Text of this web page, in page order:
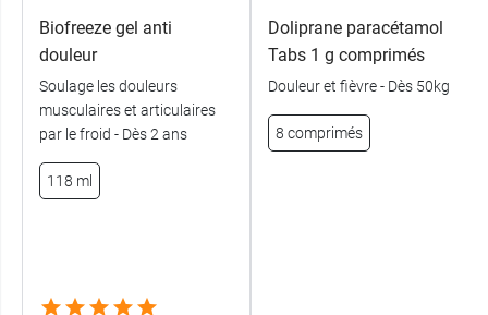
Biofreeze gel anti
douleur
Soulage les douleurs
musculaires et articulaires
par le froid - Dès 2 ans
118 ml
Doliprane paracétamol
Tabs 1 g comprimés
Douleur et fièvre - Dès 50kg
8 comprimés